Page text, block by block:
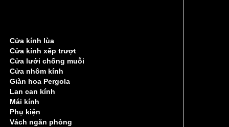
Cửa kính lùa
Cửa kính xếp trượt
Cửa lưới chống muỗi
Cửa nhôm kính
Giàn hoa Pergola
Lan can kính
Mái kính
Phụ kiện
Vách ngăn phòng